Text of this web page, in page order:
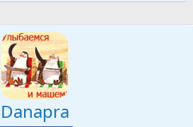
Danapra